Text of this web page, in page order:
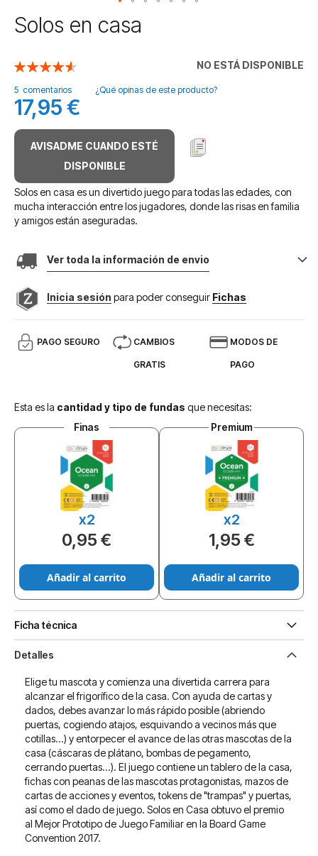
Saltar
al
de
la
galería
de
imágenes
Solos en casa
NO ESTÁ DISPONIBLE
Valoración:
5 comentarios ¿Qué opinas de este producto?
17,95 €
AVISADME CUANDO ESTÉ
DISPONIBLE
Solos en casa es un divertido juego para todas las edades, con
mucha interacción entre los jugadores, donde las risas en familia
y amigos están aseguradas.
Ver toda la información de envio
Inicia sesión para poder conseguir Fichas
PAGO SEGURO CAMBIOS
GRATIS
MODOS DE
PAGO
Esta es la cantidad y tipo de fundas que necesitas:
Finas
x2
0,95 €
Añadir al carrito
Premium
x2
1,95 €
Añadir al carrito
Ficha técnica
Detalles
Elige tu mascota y comienza una divertida carrera para
alcanzar el frigorífico de la casa. Con ayuda de cartas y
dados, debes avanzar lo más rápido posible (abriendo
puertas, cogiendo atajos, esquivando a vecinos más que
cotillas...) y entorpecer el avance de las otras mascotas de la
casa (cáscaras de plátano, bombas de pegamento,
cerrando puertas...). El juego contiene un tablero de la casa,
fichas con peanas de las mascotas protagonistas, mazos de
cartas de acciones y eventos, tokens de "trampas" y puertas,
así como el dado de juego. Solos en Casa obtuvo el premio
al Mejor Prototipo de Juego Familiar en la Board Game
Convention 2017.